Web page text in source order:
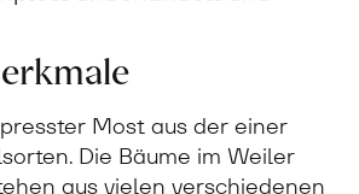
Most aus der einer
Die Bäume im Weiler
aus vielen verschiedenen